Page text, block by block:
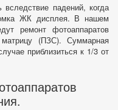
падений, когда
ЖК дисплея. В нашем
ремонт фотоаппаратов
(ПЗС). Суммарная
приблизиться к 1/3 от